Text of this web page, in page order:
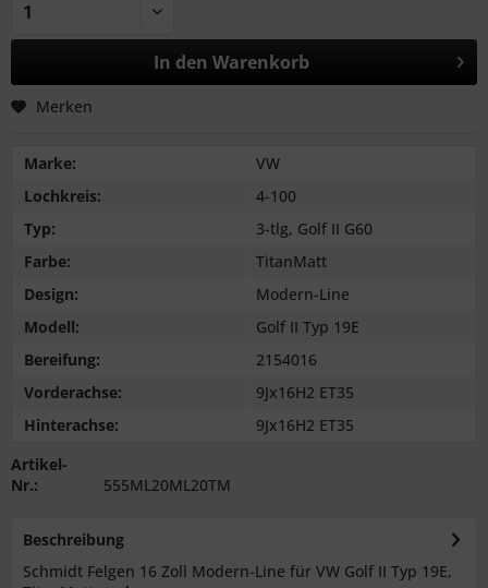
In den Warenkorb
Merken
Marke:
VW
Lochkreis:
4-100
Typ:
3-tlg, Golf II G60
Farbe:
TitanMatt
Design:
Modern-Line
Modell:
Golf II Typ 19E
Bereifung:
2154016
Vorderachse:
9Jx16H2 ET35
Hinterachse:
9Jx16H2 ET35
Artikel-
Nr.:
555ML20ML20TM
Beschreibung
Schmidt Felgen 16 Zoll Modern-Line für VW Golf II Typ 19E,